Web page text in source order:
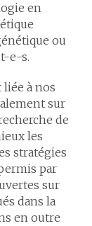
en
ou
e-s.
à nos
sur
de
les
stratégies
par
sur
dans la
en outre